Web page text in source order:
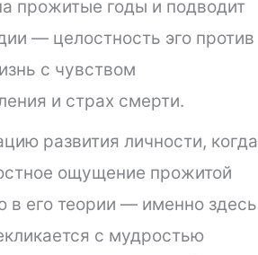
прожитые годы и подводит
— целостность эго против
с чувством
и страх смерти.
развития личности, когда
ощущение прожитой
в его теории — именно здесь
с мудростью